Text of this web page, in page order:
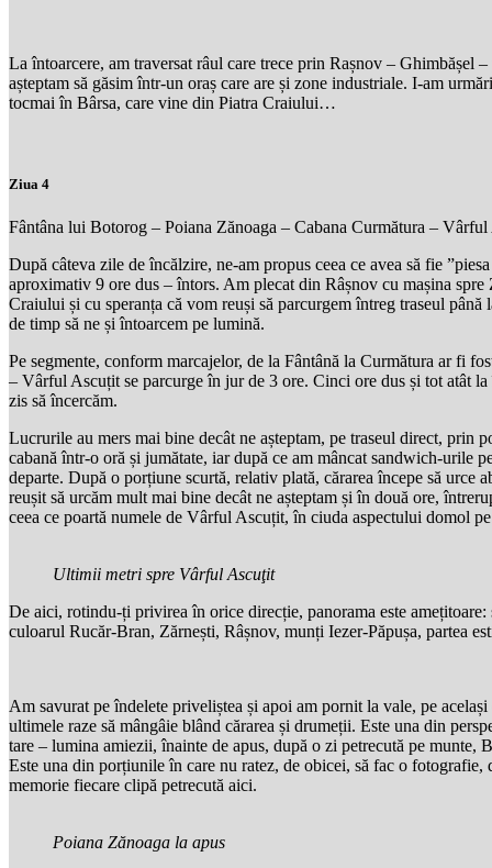
La întoarcere, am traversat râul care trece prin Rașnov – Ghimbășel
așteptam să găsim într-un oraș care are și zone industriale. I-am
tocmai în Bârsa, care vine din Piatra Craiului…
Ziua 4
Fântâna lui Botorog – Poiana Zănoaga – Cabana Curmătura –
După câteva zile de încălzire, ne-am propus ceea ce avea să fie
aproximativ 9 ore dus – întors. Am plecat din Râșnov cu mașina
Craiului și cu speranța că vom reuși să parcurgem întreg traseul
de timp să ne și întoarcem pe lumină.
Pe segmente, conform marcajelor, de la Fântână la Curmătura ar fi
– Vârful Ascuțit se parcurge în jur de 3 ore. Cinci ore dus și tot atât
zis să încercăm.
Lucrurile au mers mai bine decât ne așteptam, pe traseul direct, prin
cabană într-o oră și jumătate, iar după ce am mâncat sandwich-urile
departe. După o porțiune scurtă, relativ plată, cărarea începe să urce
reușit să urcăm mult mai bine decât ne așteptam și în două ore,
ceea ce poartă numele de Vârful Ascuțit, în ciuda aspectului domol
Ultimii metri spre Vârful Ascuţit
De aici, rotindu-ți privirea în orice direcție, panorama este
culoarul Rucăr-Bran, Zărnești, Râșnov, munți Iezer-Păpușa, partea
Am savurat pe îndelete priveliștea și apoi am pornit la vale, pe
ultimele raze să mângâie blând cărarea și drumeții. Este una din
tare – lumina amiezii, înainte de apus, după o zi petrecută pe munte,
Este una din porțiunile în care nu ratez, de obicei, să fac o fotografie,
memorie fiecare clipă petrecută aici.
Poiana Zănoaga la apus